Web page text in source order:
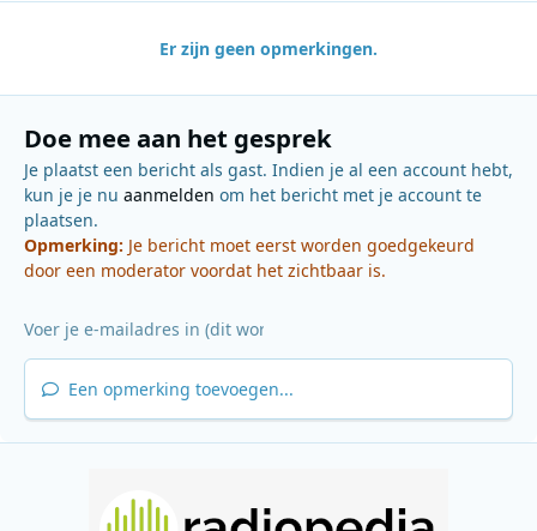
Er zijn geen opmerkingen.
Doe mee aan het gesprek
Je plaatst een bericht als gast. Indien je al een account hebt,
kun je je nu aanmelden om het bericht met je account te
plaatsen.
Opmerking: Je bericht moet eerst worden goedgekeurd
door een moderator voordat het zichtbaar is.
Een opmerking toevoegen...